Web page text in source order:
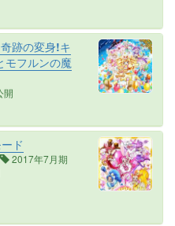
跡の変身!キ
モフルンの魔
開
ド
2017年7月期